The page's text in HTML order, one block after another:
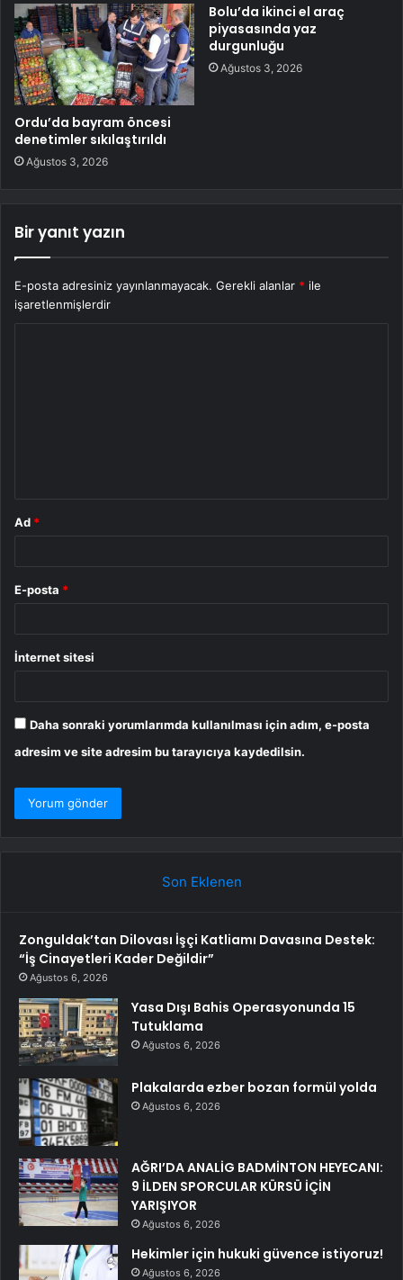
Ordu’da bayram öncesi
denetimler sıkılaştırıldı
Ağustos 3, 2026
Bolu’da ikinci el araç
piyasasında yaz
durgunluğu
Ağustos 3, 2026
Bir yanıt yazın
E-posta adresiniz yayınlanmayacak. Gerekli alanlar * ile
işaretlenmişlerdir
Ad *
E-posta *
İnternet sitesi
Daha sonraki yorumlarımda kullanılması için adım, e-posta
adresim ve site adresim bu tarayıcıya kaydedilsin.
Son Eklenen
Zonguldak’tan Dilovası İşçi Katliamı Davasına Destek:
“İş Cinayetleri Kader Değildir”
Ağustos 6, 2026
Yasa Dışı Bahis Operasyonunda 15
Tutuklama
Ağustos 6, 2026
Plakalarda ezber bozan formül yolda
Ağustos 6, 2026
AĞRI’DA ANALİG BADMİNTON HEYECANI:
9 İLDEN SPORCULAR KÜRSÜ İÇİN
YARIŞIYOR
Ağustos 6, 2026
Hekimler için hukuki güvence istiyoruz!
Ağustos 6, 2026